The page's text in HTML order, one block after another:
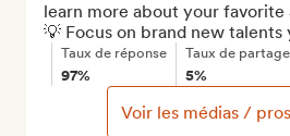
learn more about your favorite
💡 Focus on brand new
Taux de réponse
97%
Taux de partage
5%
Voir les médias /